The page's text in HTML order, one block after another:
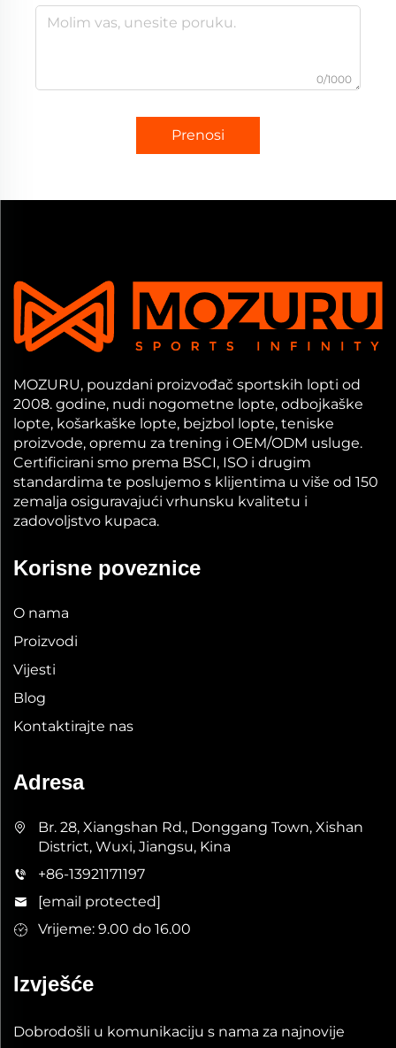
0/1000
Prenosi
MOZURU, pouzdani proizvođač sportskih lopti od
2008. godine, nudi nogometne lopte, odbojkaške
lopte, košarkaške lopte, bejzbol lopte, teniske
proizvode, opremu za trening i OEM/ODM usluge.
Certificirani smo prema BSCI, ISO i drugim
standardima te poslujemo s klijentima u više od 150
zemalja osiguravajući vrhunsku kvalitetu i
zadovoljstvo kupaca.
Korisne poveznice
O nama
Proizvodi
Vijesti
Blog
Kontaktirajte nas
Adresa
Br. 28, Xiangshan Rd., Donggang Town, Xishan
District, Wuxi, Jiangsu, Kina
+86-13921171197
[email protected]
Vrijeme: 9.00 do 16.00
Izvješće
Dobrodošli u komunikaciju s nama za najnovije